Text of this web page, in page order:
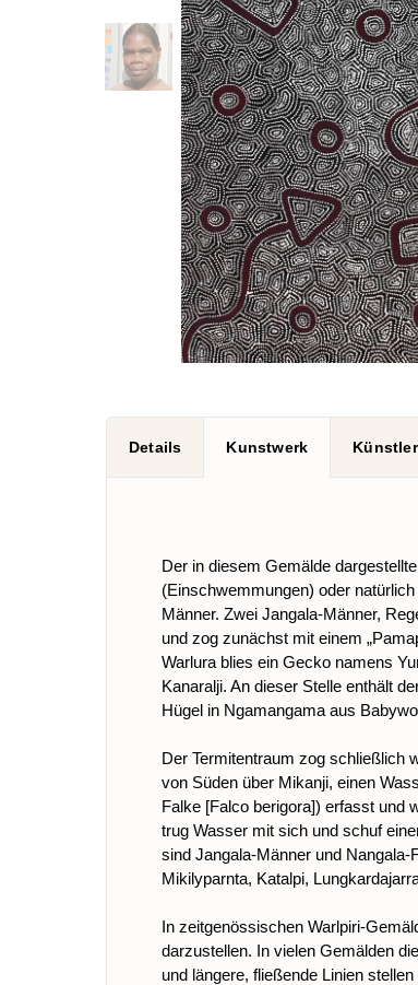
Details Kunstwerk Künstler
Der in diesem Gemälde
(Einschwemmungen) oder
Männer. Zwei Jangala-Männer,
und zog zunächst mit einem
Warlura blies ein Gecko namens
Kanaralji. An dieser Stelle enthält
Hügel in Ngamangama aus
Der Termitentraum zog schließlich
von Süden über Mikanji, einen
Falke [Falco berigora]) erfasst und
trug Wasser mit sich und schuf
sind Jangala-Männer und
Mikilyparnta, Katalpi,
In zeitgenössischen Warlpiri-
darzustellen. In vielen Gemälden
und längere, fließende Linien